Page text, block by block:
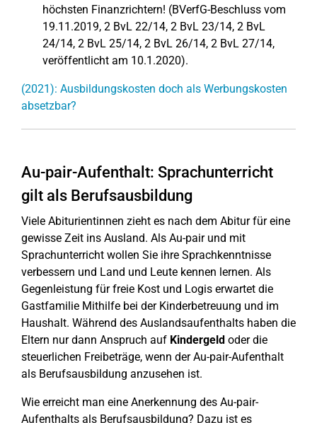
höchsten Finanzrichtern! (BVerfG-Beschluss vom
19.11.2019, 2 BvL 22/14, 2 BvL 23/14, 2 BvL
24/14, 2 BvL 25/14, 2 BvL 26/14, 2 BvL 27/14,
veröffentlicht am 10.1.2020).
(2021): Ausbildungskosten doch als Werbungskosten
absetzbar?
Au-pair-Aufenthalt: Sprachunterricht
gilt als Berufsausbildung
Viele Abiturientinnen zieht es nach dem Abitur für eine
gewisse Zeit ins Ausland. Als Au-pair und mit
Sprachunterricht wollen Sie ihre Sprachkenntnisse
verbessern und Land und Leute kennen lernen. Als
Gegenleistung für freie Kost und Logis erwartet die
Gastfamilie Mithilfe bei der Kinderbetreuung und im
Haushalt. Während des Auslandsaufenthalts haben die
Eltern nur dann Anspruch auf Kindergeld oder die
steuerlichen Freibeträge, wenn der Au-pair-Aufenthalt
als Berufsausbildung anzusehen ist.
Wie erreicht man eine Anerkennung des Au-pair-
Aufenthalts als Berufsausbildung? Dazu ist es